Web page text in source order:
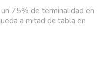
75% de terminalidad en
a mitad de tabla en